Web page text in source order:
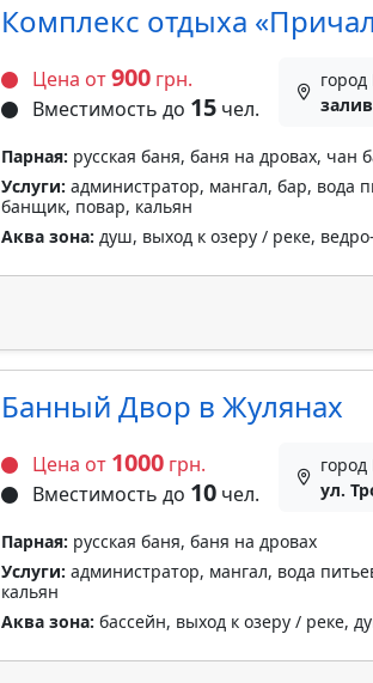
Комплекс отдыха
Цена от900грн.
Вместимость до 15чел.
Парная: русская баня, баня на дровах, чан
Услуги: администратор, мангал, бар, вода
банщик, повар, кальян
Аква зона: душ, выход к озеру / реке,
Банный Двор в Жулянах
Цена от 1000грн.
Вместимость до 10чел.
ул.
Парная: русская баня, баня на дровах
Услуги: администратор, мангал, вода
кальян
Аква зона: бассейн, выход к озеру / реке,